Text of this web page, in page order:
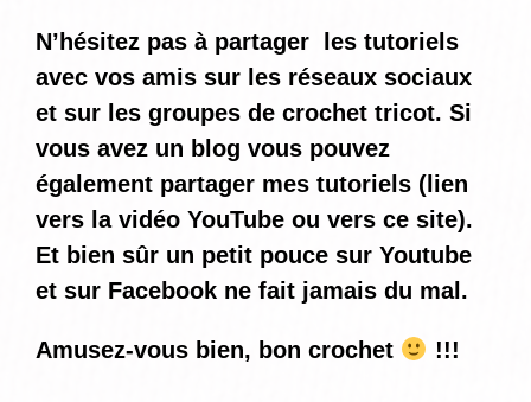
N’hésitez pas à partager les tutoriels
avec vos amis sur les réseaux sociaux
et sur les groupes de crochet tricot. Si
vous avez un blog vous pouvez
également partager mes tutoriels (lien
vers la vidéo YouTube ou vers ce site).
Et bien sûr un petit pouce sur Youtube
et sur Facebook ne fait jamais du mal.
Amusez-vous bien, bon crochet !!!